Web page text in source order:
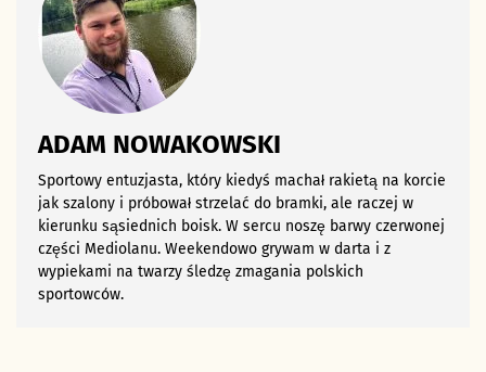
ADAM NOWAKOWSKI
Sportowy entuzjasta, który kiedyś machał rakietą na korcie
jak szalony i próbował strzelać do bramki, ale raczej w
kierunku sąsiednich boisk. W sercu noszę barwy czerwonej
części Mediolanu. Weekendowo grywam w darta i z
wypiekami na twarzy śledzę zmagania polskich
sportowców.